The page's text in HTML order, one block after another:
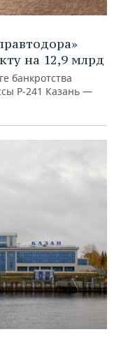
на 12,9 млрд
банкротства
Р‑241 Казань —